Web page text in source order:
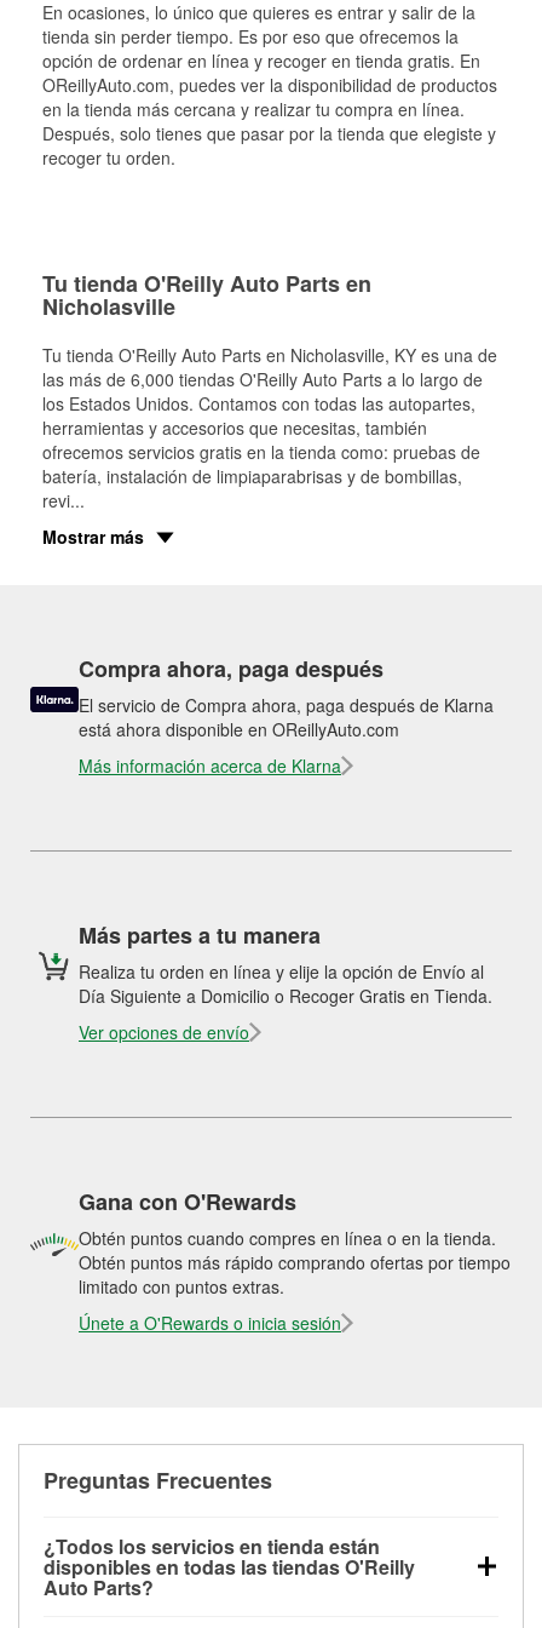
En ocasiones, lo único que quieres es entrar y salir de la
tienda sin perder tiempo. Es por eso que ofrecemos la
opción de ordenar en línea y recoger en tienda gratis. En
OReillyAuto.com, puedes ver la disponibilidad de productos
en la tienda más cercana y realizar tu compra en línea.
Después, solo tienes que pasar por la tienda que elegiste y
recoger tu orden.
Tu tienda O'Reilly Auto Parts en
Nicholasville
Tu tienda O'Reilly Auto Parts en Nicholasville, KY es una de
las más de 6,000 tiendas O'Reilly Auto Parts a lo largo de
los Estados Unidos. Contamos con todas las autopartes,
herramientas y accesorios que necesitas, también
ofrecemos servicios gratis en la tienda como: pruebas de
batería, instalación de limpiaparabrisas y de bombillas,
revi...
Mostrar más
Compra ahora, paga después
El servicio de Compra ahora, paga después de Klarna
está ahora disponible en OReillyAuto.com
Más información acerca de Klarna
Más partes a tu manera
Realiza tu orden en línea y elije la opción de Envío al
Día Siguiente a Domicilio o Recoger Gratis en Tienda.
Ver opciones de envío
Gana con O'Rewards
Obtén puntos cuando compres en línea o en la tienda.
Obtén puntos más rápido comprando ofertas por tiempo
limitado con puntos extras.
Únete a O'Rewards o inicia sesión
Preguntas Frecuentes
¿Todos los servicios en tienda están
disponibles en todas las tiendas O'Reilly
Auto Parts?